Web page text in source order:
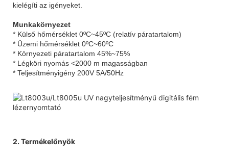
kielégíti az igényeket.
Munkakörnyezet
* Külső hőmérséklet 0ºC~45ºC (relatív páratartalom)
* Üzemi hőmérséklet 0ºC~60ºC
* Környezeti páratartalom 45%~75%
* Légköri nyomás <2000 m magasságban
* Teljesítményigény 200V 5A/50Hz
2. Termékelőnyök